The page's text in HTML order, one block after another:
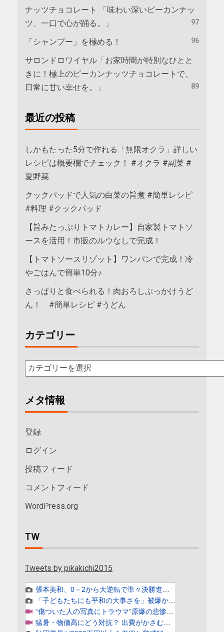
ナッツチョコレート 「味わい深いピーカンナッ
ツ、一口で心が踊る。」
97
「シャンプー」を極める！ 96
サロンドロワイヤル「お家時間が特別なひとと
きに！極上のピーカンナッツチョコレートで、
日常に甘い幸せを。」
89
最近の投稿
しかもたった5分で作れる「無限オクラ」詳しい
レシピは概要欄でチェック！ #オクラ #副菜 #
夏野菜
クックパッドで人気の白菜の旨煮 #簡単レシピ
#料理 #クックパッド
【旨みたっぷりトマトカレー】自家製トマトソ
ースを活用！市販のルウなしで完成！
【トマトソースリゾット】ワンパンで完成！冷
やごはんで簡単10分♪
さっぱりと食べられる！肉おろしぶっかけうど
ん！ #簡単レシピ #うどん
カテゴリー
メタ情報
登録
ログイン
投稿フィード
コメントフィード
WordPress.org
TW
Tweets by pikakichi2015